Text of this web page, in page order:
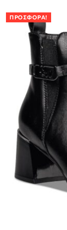
ΠΡΟΣΦΟΡΆ!